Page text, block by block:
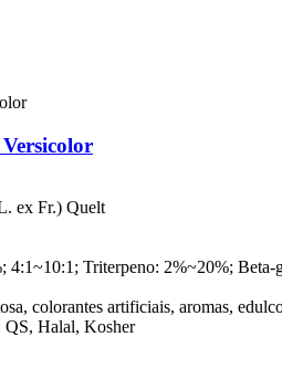
ex Fr.) Quelt
4:1~10:1; Triterpeno: 2%~20%;
colorantes artificiais, aromas,
Halal, Kosher